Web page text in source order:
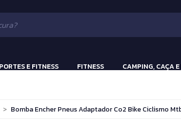
E FITNESS FITNESS CAMPING, CAÇA
Lanternas
> Bomba Encher Pneus Adaptador Co2 Bike Ciclismo